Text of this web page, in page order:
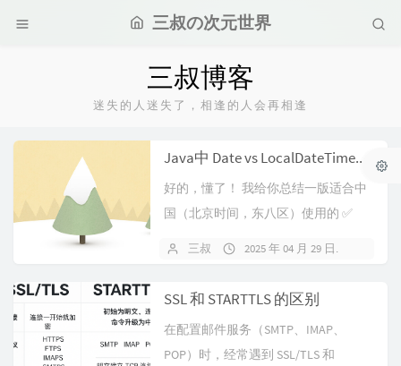
三叔の次元世界
三叔博客
迷失的人迷失了，相逢的人会再相逢
Java中 Date vs LocalDateTime（中国时区版对照表）
好的，懂了！ 我给你总结一版适合中
国（北京时间，东八区）使用的 ✅
三叔 2025 年 04 月 29 日
SSL 和 STARTTLS 的区别
在配置邮件服务（SMTP、IMAP、
POP）时，经常遇到 SSL/TLS 和